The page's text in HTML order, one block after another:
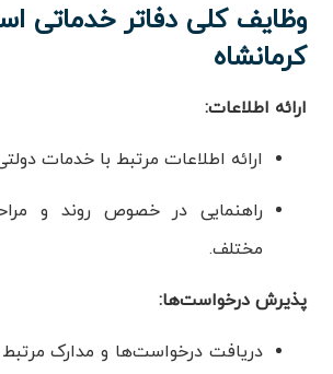
وظایف کلی دفاتر خدماتی
کرمانشاه
ارائه اطلاعات:
ارائه اطلاعات مرتبط با خدمات
راهنمایی در خصوص روند و
مختلف.
پذیرش درخواست‌ها:
دریافت درخواست‌ها و مدارک